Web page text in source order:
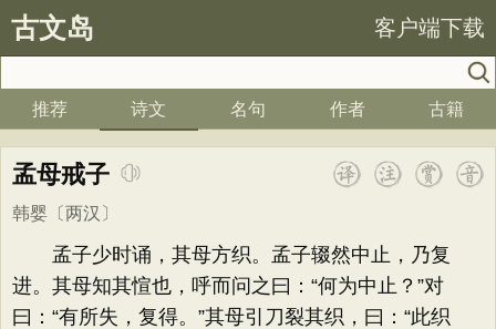
古文岛 客户端下载
推荐 诗文 名句 作者 古籍
孟母戒子
韩婴 〔两汉〕
孟子少时诵，其母方织。孟子辍然中止，乃复
进。其母知其愃也，呼而问之曰：“何为中止？”对
曰：“有所失，复得。”其母引刀裂其织，曰：“此织